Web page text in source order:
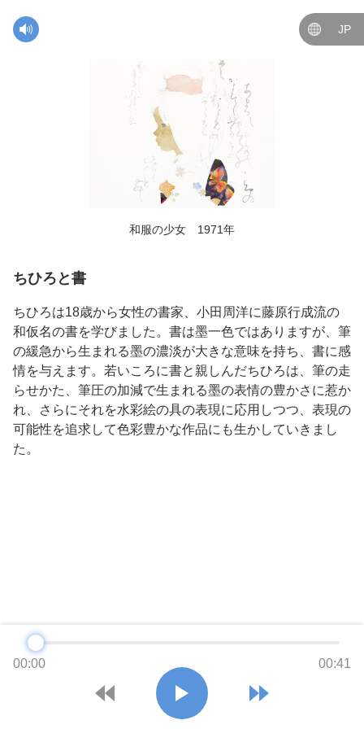
JP
和服の少女 1971年
ちひろと書
ちひろは18歳から女性の書家、小田周洋に藤原行成流の
和仮名の書を学びました。書は墨一色ではありますが、筆
の緩急から生まれる墨の濃淡が大きな意味を持ち、書に感
情を与えます。若いころに書と親しんだちひろは、筆の走
らせかた、筆圧の加減で生まれる墨の表情の豊かさに惹か
れ、さらにそれを水彩絵の具の表現に応用しつつ、表現の
可能性を追求して色彩豊かな作品にも生かしていきまし
た。
00:00 00:41